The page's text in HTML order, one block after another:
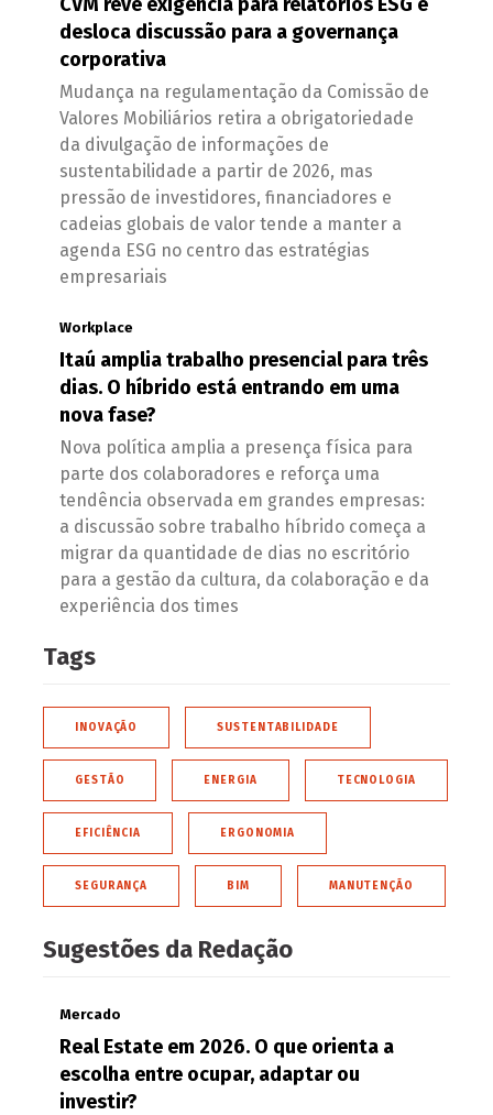
desloca discussão para a governança
corporativa
Mudança na regulamentação da Comissão de
Valores Mobiliários retira a obrigatoriedade
da divulgação de informações de
sustentabilidade a partir de 2026, mas
pressão de investidores, financiadores e
cadeias globais de valor tende a manter a
agenda ESG no centro das estratégias
empresariais
Workplace
Itaú amplia trabalho presencial para três
dias. O híbrido está entrando em uma
nova fase?
Nova política amplia a presença física para
parte dos colaboradores e reforça uma
tendência observada em grandes empresas:
a discussão sobre trabalho híbrido começa a
migrar da quantidade de dias no escritório
para a gestão da cultura, da colaboração e da
experiência dos times
Tags
INOVAÇÃO SUSTENTABILIDADE
GESTÃO ENERGIA TECNOLOGIA
EFICIÊNCIA ERGONOMIA
SEGURANÇA BIM MANUTENÇÃO
Sugestões da Redação
Mercado
Real Estate em 2026. O que orienta a
escolha entre ocupar, adaptar ou
investir?